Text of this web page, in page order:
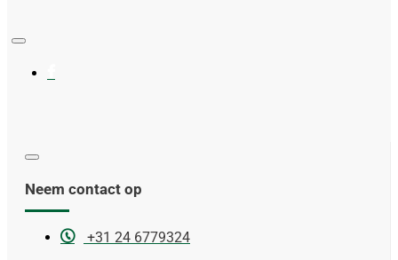
Neem contact op
+31 24 6779324